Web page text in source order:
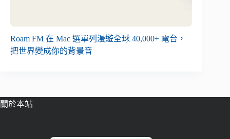
Roam FM 在 Mac 選單列漫遊全球 40,000+ 電台，
把世界變成你的背景音
關於本站